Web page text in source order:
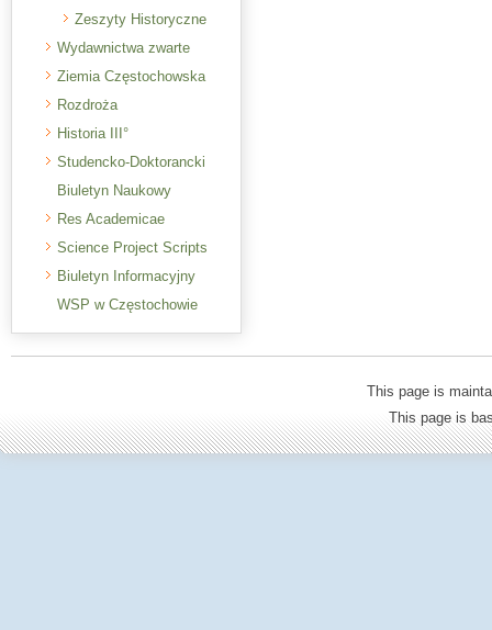
Zeszyty Historyczne
Wydawnictwa zwarte
Ziemia Częstochowska
Rozdroża
Historia III°
Studencko-Doktorancki
Biuletyn Naukowy
Res Academicae
Science Project Scripts
Biuletyn Informacyjny
WSP w Częstochowie
This page is
This page is